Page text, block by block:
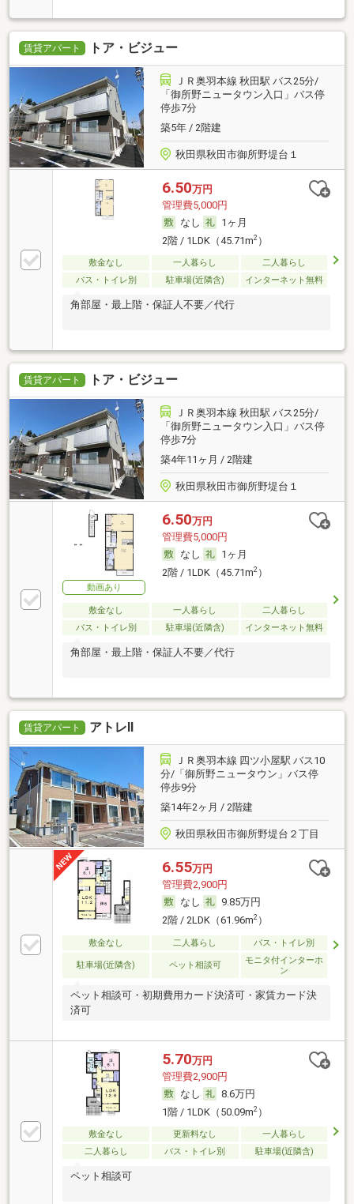
賃貸アパート トア・ビジュー
ＪＲ奥羽本線 秋田駅 バス25分/
「御所野ニュータウン入口」バス停
停歩7分
築5年 / 2階建
秋田県秋田市御所野堤台１
6.50万円
管理費5,000円
なし
1ヶ月
2階 / 1LDK（45.71m2）
敷金なし 一人暮らし
二人暮らし
バス・トイレ別
駐車場(近隣含) インターネット無料
角部屋・最上階・保証人不要／代行
賃貸アパート トア・ビジュー
ＪＲ奥羽本線 秋田駅 バス25分/
「御所野ニュータウン入口」バス停
停歩7分
築4年11ヶ月 / 2階建
秋田県秋田市御所野堤台１
動画あり
6.50万円
管理費5,000円
なし
1ヶ月
2階 / 1LDK（45.71m2）
敷金なし 一人暮らし
二人暮らし
バス・トイレ別
駐車場(近隣含) インターネット無料
角部屋・最上階・保証人不要／代行
賃貸アパート アトレⅡ
ＪＲ奥羽本線 四ツ小屋駅 バス10
分/「御所野ニュータウン」バス停
停歩9分
築14年2ヶ月 / 2階建
秋田県秋田市御所野堤台２丁目
6.55万円
管理費2,900円
なし
9.85万円
2階 / 2LDK（61.96m2）
敷金なし 二人暮らし バス・トイレ別
駐車場(近隣含) ペット相談可
モニタ付インターホ
ン
ペット相談可・初期費用カード決済可・家賃カード決
済可
5.70万円
管理費2,900円
なし
8.6万円
1階 / 1LDK（50.09m2）
敷金なし 更新料なし
一人暮らし
二人暮らし
バス・トイレ別 駐車場(近隣含)
ペット相談可